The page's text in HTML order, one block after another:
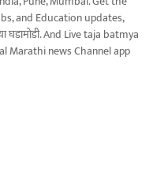
and Education updates,
घडामोडी. And Live taja batmya
Marathi news Channel app